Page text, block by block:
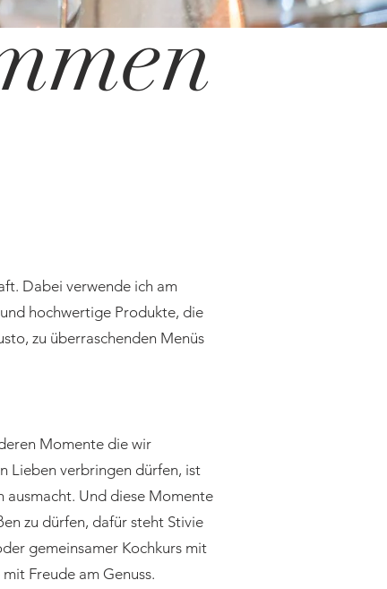
Dabei verwende ich am
hochwertige Produkte, die
zu überraschenden Menüs
Momente die wir
Lieben verbringen dürfen, ist
ausmacht. Und diese Momente
zu dürfen, dafür steht Stivie
gemeinsamer Kochkurs mit
Freude am Genuss.